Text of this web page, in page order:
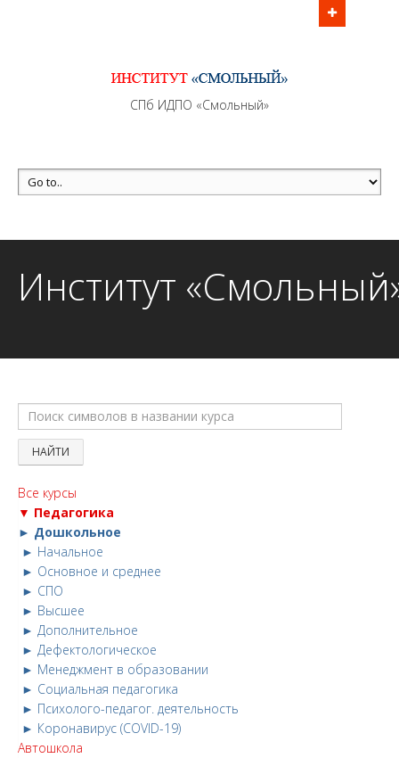
перерывов в рабочие дни с 9:00 до 21:00 МСК
MAX +7 (981) 190-30-30
mail@institutsmolnyj.ru
СПб ИДПО «Смольный»
Институт
Все курсы
▼ Педагогика
► Дошкольное
► Начальное
► Основное и среднее
► СПО
► Высшее
► Дополнительное
► Дефектологическое
► Менеджмент в образовании
► Социальная педагогика
► Психолого-педагог. деятельность
► Коронавирус (COVID-19)
Автошкола